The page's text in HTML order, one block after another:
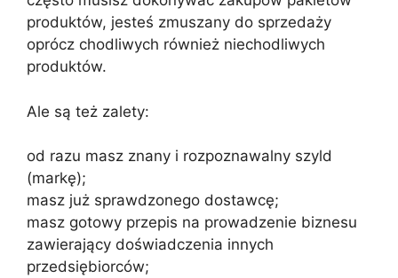
produktów, jesteś zmuszany do sprzedaży
oprócz chodliwych również niechodliwych
produktów.
Ale są też zalety:
od razu masz znany i rozpoznawalny szyld
(markę);
masz już sprawdzonego dostawcę;
masz gotowy przepis na prowadzenie biznesu
zawierający doświadczenia innych
przedsiębiorców;